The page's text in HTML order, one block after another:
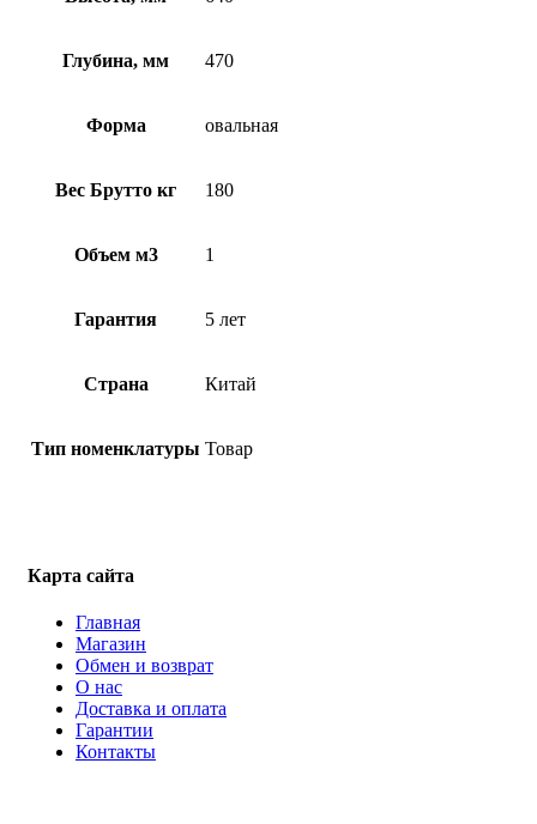
Глубина, мм 470
Форма овальная
Вес Брутто кг 180
Объем м3 1
Гарантия 5 лет
Страна Китай
Тип номенклатуры Товар
Карта сайта
Главная
Магазин
Обмен и возврат
О нас
Доставка и оплата
Гарантии
Контакты